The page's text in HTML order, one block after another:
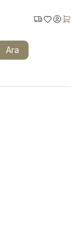
Ara
Kargo Takip
Favorilerim